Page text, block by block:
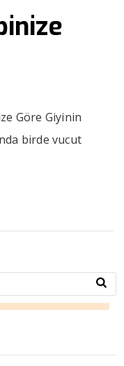
Göre Giyinin
birde vucut